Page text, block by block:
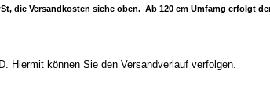
die Versandkosten siehe oben. Ab 120 cm Umfamg erfolgt
Hiermit können Sie den Versandverlauf verfolgen.